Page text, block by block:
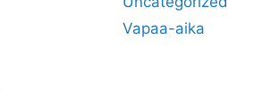
Vapaa-aika